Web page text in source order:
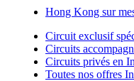
Hong Kong sur
Circuit exclusif
Circuits
Circuits privés en
Toutes nos offres